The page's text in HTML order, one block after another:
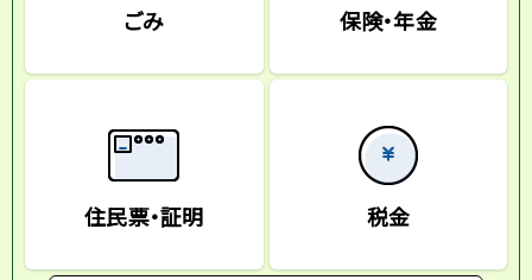
ごみ 保険・年金
住民票・証明 税金